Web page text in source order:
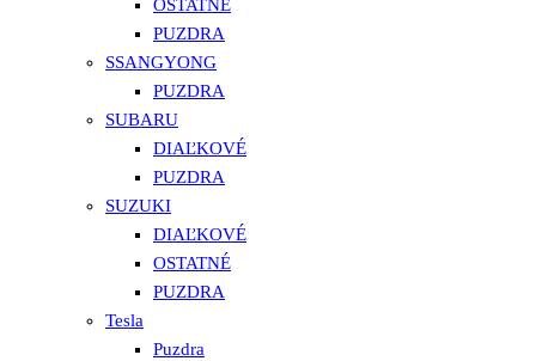
OSTATNÉ
PUZDRA
SSANGYONG
PUZDRA
SUBARU
DIAĽKOVÉ
PUZDRA
SUZUKI
DIAĽKOVÉ
OSTATNÉ
PUZDRA
Tesla
Puzdra